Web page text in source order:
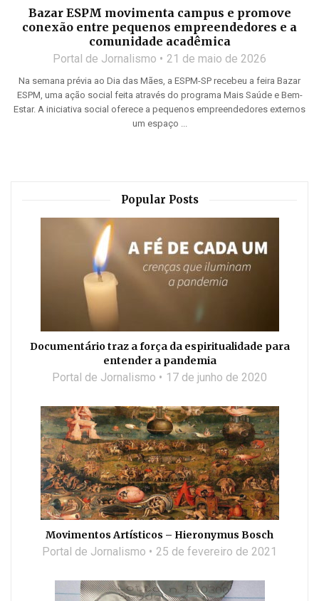
Bazar ESPM movimenta campus e promove
conexão entre pequenos empreendedores e a
comunidade acadêmica
Portal de Jornalismo 21 de maio de 2026
Na semana prévia ao Dia das Mães, a ESPM-SP recebeu a feira Bazar
ESPM, uma ação social feita através do programa Mais Saúde e Bem-
Estar. A iniciativa social oferece a pequenos empreendedores externos
um espaço ...
Popular Posts
Documentário traz a força da espiritualidade para
entender a pandemia
Portal de Jornalismo 17 de junho de 2020
Movimentos Artísticos – Hieronymus Bosch
Portal de Jornalismo 25 de fevereiro de 2021